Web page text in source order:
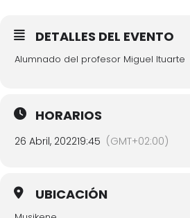
DETALLES DEL EVENTO
Alumnado del profesor Miguel Ituarte
HORARIOS
26 Abril, 202219:45 (GMT+02:00)
UBICACIÓN